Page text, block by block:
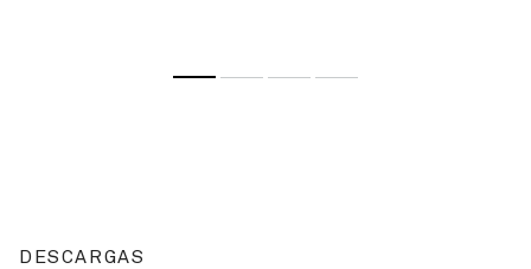
DESCARGAS